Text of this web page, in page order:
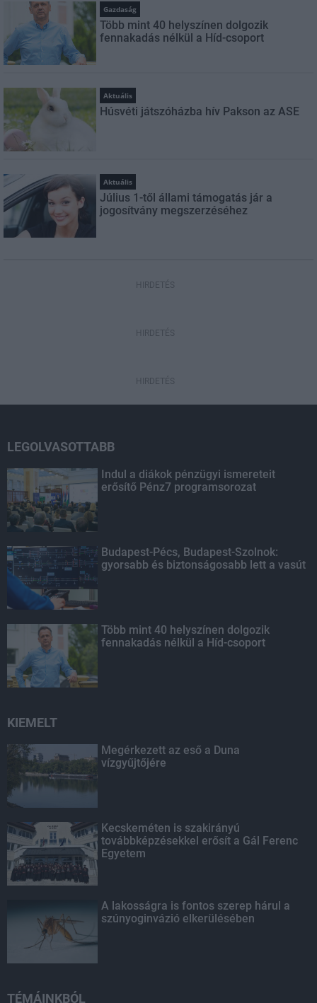
Gazdaság
Több mint 40 helyszínen dolgozik
fennakadás nélkül a Híd-csoport
Aktuális
Húsvéti játszóházba hív Pakson az ASE
Aktuális
Július 1-től állami támogatás jár a
jogosítvány megszerzéséhez
HIRDETÉS
HIRDETÉS
HIRDETÉS
LEGOLVASOTTABB
Indul a diákok pénzügyi ismereteit
erősítő Pénz7 programsorozat
Budapest-Pécs, Budapest-Szolnok:
gyorsabb és biztonságosabb lett a vasút
Több mint 40 helyszínen dolgozik
fennakadás nélkül a Híd-csoport
KIEMELT
Megérkezett az eső a Duna
vízgyűjtőjére
Kecskeméten is szakirányú
továbbképzésekkel erősít a Gál Ferenc
Egyetem
A lakosságra is fontos szerep hárul a
szúnyoginvázió elkerülésében
TÉMÁINKBÓL